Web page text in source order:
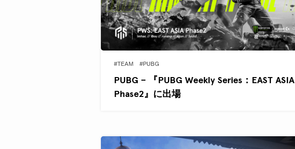
#TEAM #PUBG
PUBG – 『PUBG Weekly Series：EAST ASIA
Phase2』に出場